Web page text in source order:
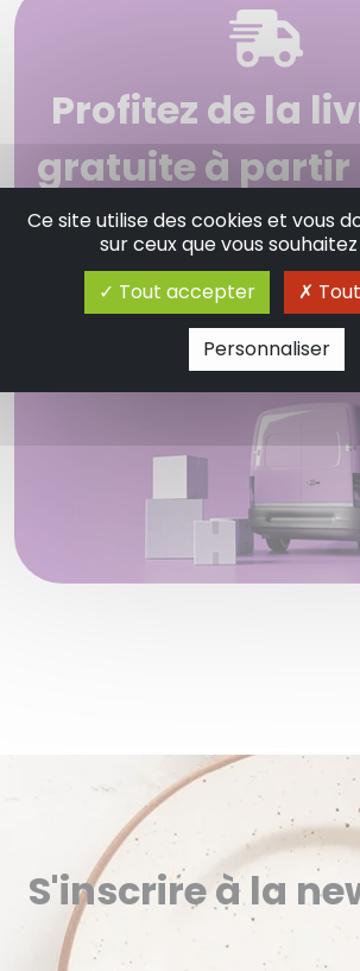
Profitez de la
gratuite à partir
d'achats
Envoi sous 48 - 72 heures
en stock.
S'inscrire à la
Ce site utilise des cookies et vous
sur ceux que vous
Tout accepter
Personnaliser